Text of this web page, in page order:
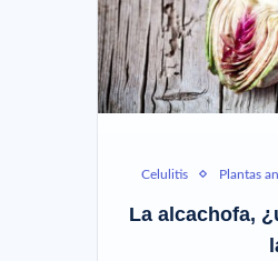
Celulitis Plantas
La alcachofa,